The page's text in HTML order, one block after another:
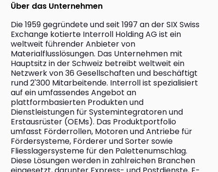
Über das Unternehmen
Die 1959 gegründete und seit 1997 an der SIX Swiss
Exchange kotierte Interroll Holding AG ist ein
weltweit führender Anbieter von
Materialflusslösungen. Das Unternehmen mit
Hauptsitz in der Schweiz betreibt weltweit ein
Netzwerk von 36 Gesellschaften und beschäftigt
rund 2'300 Mitarbeitende. Interroll ist spezialisiert
auf ein umfassendes Angebot an
plattformbasierten Produkten und
Dienstleistungen für Systemintegratoren und
Erstausrüster (OEMs). Das Produktportfolio
umfasst Förderrollen, Motoren und Antriebe für
Fördersysteme, Förderer und Sorter sowie
Fliesslagersysteme für den Palettenumschlag.
Diese Lösungen werden in zahlreichen Branchen